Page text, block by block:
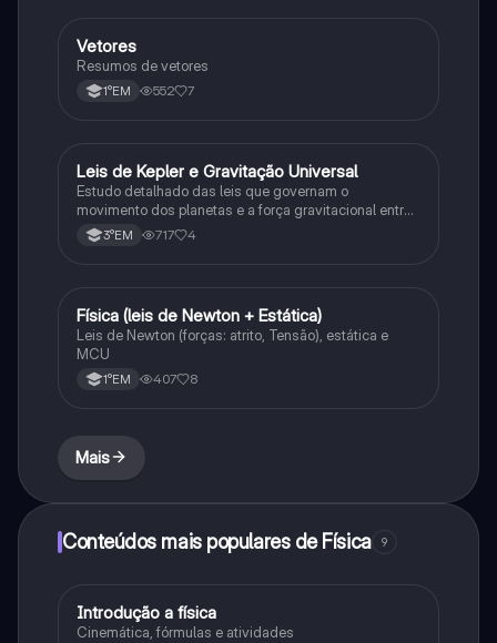
Física
Vetores
Resumos de vetores
1°EM 552 7
Ciência
Leis de Kepler e Gravitação Universal
Estudo detalhado das leis que governam o
movimento dos planetas e a força gravitacional entre
corpos3°EM 717 4
Física
Física (leis de Newton + Estática)
Leis de Newton (forças: atrito, Tensão), estática e
MCU
1°EM 407 8
Mais
Conteúdos mais populares de Física 9
Física
Introdução a física
Cinemática, fórmulas e atividades